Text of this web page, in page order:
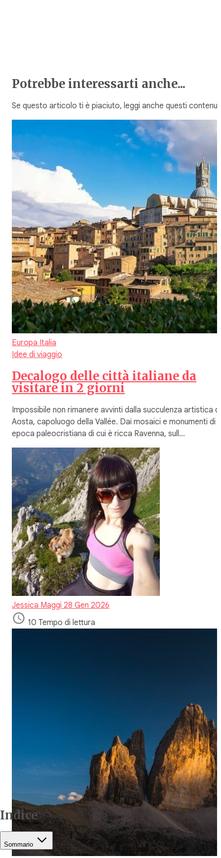
Indice
Sommario
Potrebbe interessarti anche...
Se questo articolo ti è piaciuto, leggi anche questi
Europa Italia
Idee di viaggio
Decalogo delle città italiane da
visitare in 2 giorni
Impossibile non rimanere avvinti dalla succulenza artistica di
Aosta, capoluogo della Vallée. Dai mosaici e monumenti di
epoca paleocristiana di cui è ricca Ravenna, sull…
Jessica Maggi 28 Gen 2026
10 Tempo di lettura